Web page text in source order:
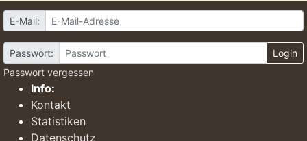
E-Mail:
Passwort:
Login
Passwort vergessen
Info:
Kontakt
Statistiken
Datenschutz